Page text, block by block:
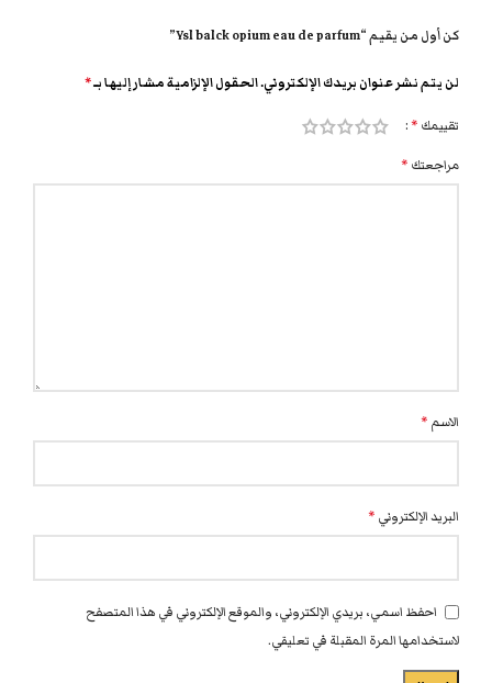
كن أول من يقيم “Ysl balck opium eau de parfum”
لن يتم نشر عنوان بريدك الإلكتروني.الحقول الإلزامية مشار إليها بـ*
تقييمك *
مراجعتك *
الاسم *
البريد الإلكتروني *
احفظ اسمي، بريدي الإلكتروني، والموقع الإلكتروني في هذا المتصفح
لاستخدامها المرة المقبلة في تعليقي.